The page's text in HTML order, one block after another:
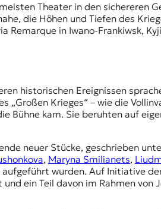
Theater in den sichereren
die Höhen und Tiefen des
Remarque in Iwano-Frankiwsk,
historischen Ereignissen
„Großen Krieges“ – wie die
Bühne kam. Sie beruhten auf
neuer Stücke, geschrieben
, Maryna Smilianets,
wurden. Auf Initiative
ein Teil davon im Rahmen von